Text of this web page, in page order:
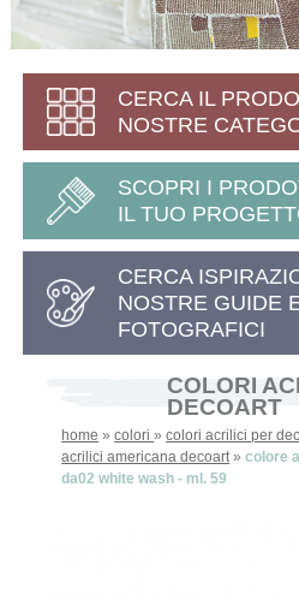
CERCA IL
NOSTRE
SCOPRI I
IL TUO
CERCA
NOSTRE GUIDE
FOTOGRAFICI
COLORI
DECOART
home »colori»colori acrilici per
acrilici americana decoart»colore
da02 white wash - ml. 59